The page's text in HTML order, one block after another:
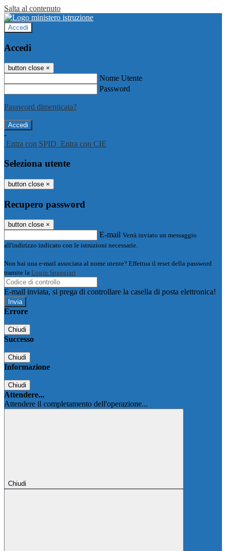
Salta al contenuto
Accedi
Accedi
button close ×
Nome Utente
Password
Password dimenticata?
-
Entra con SPID Entra con CIE
Seleziona utente
button close ×
Recupero password
button close ×
E-mail Verrà inviato un messaggio
all'indirizzo indicato con le istruzioni necessarie.
Non hai una e-mail associata al nome utente? Effettua il reset della password
tramite la Login Spaggiari
E-mail inviata, si prega di controllare la casella di posta elettronica!
Errore
Chiudi
Successo
Chiudi
Informazione
Chiudi
Attendere...
Attendere il completamento dell'operazione...
Chiudi